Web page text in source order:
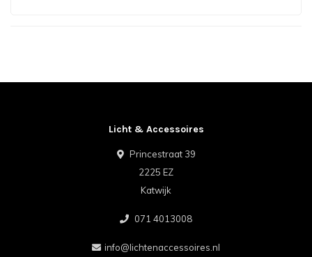
Licht & Accessoires
Princestraat 39
2225 EZ
Katwijk
071 4013008
info@lichtenaccessoires.nl